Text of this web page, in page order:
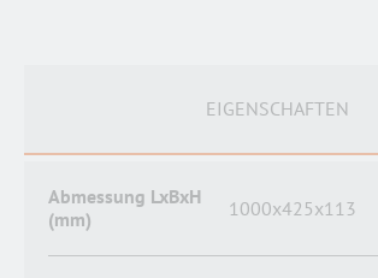
EIGENSCHAFTEN
Abmessung LxBxH
(mm)
1000x425x113